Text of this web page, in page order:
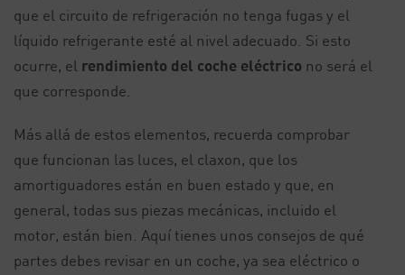
que el circuito de refrigeración no tenga fugas y el
líquido refrigerante esté al nivel adecuado. Si esto
ocurre, el rendimiento del coche eléctrico no será el
que corresponde.
Más allá de estos elementos, recuerda comprobar
que funcionan las luces, el claxon, que los
amortiguadores están en buen estado y que, en
general, todas sus piezas mecánicas, incluido el
motor, están bien. Aquí tienes unos consejos de qué
partes debes revisar en un coche, ya sea eléctrico o